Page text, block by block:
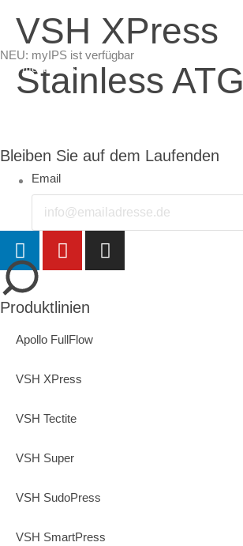
NEU: myIPS ist verfügbar
mehr Infos
schließen
VSH XPress
Stainless ATG
Bleiben Sie auf dem Laufenden
Email
Produktlinien
Apollo FullFlow
VSH XPress
VSH Tectite
VSH Super
VSH SudoPress
VSH SmartPress